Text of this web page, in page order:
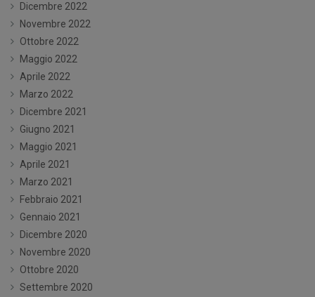
Dicembre 2022
Novembre 2022
Ottobre 2022
Maggio 2022
Aprile 2022
Marzo 2022
Dicembre 2021
Giugno 2021
Maggio 2021
Aprile 2021
Marzo 2021
Febbraio 2021
Gennaio 2021
Dicembre 2020
Novembre 2020
Ottobre 2020
Settembre 2020